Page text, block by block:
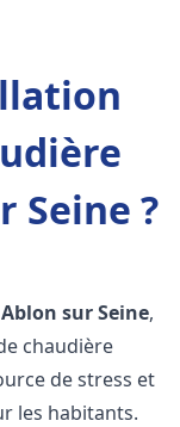
Seine ?
Ablon sur Seine,
chaudière
de stress et
les habitants.